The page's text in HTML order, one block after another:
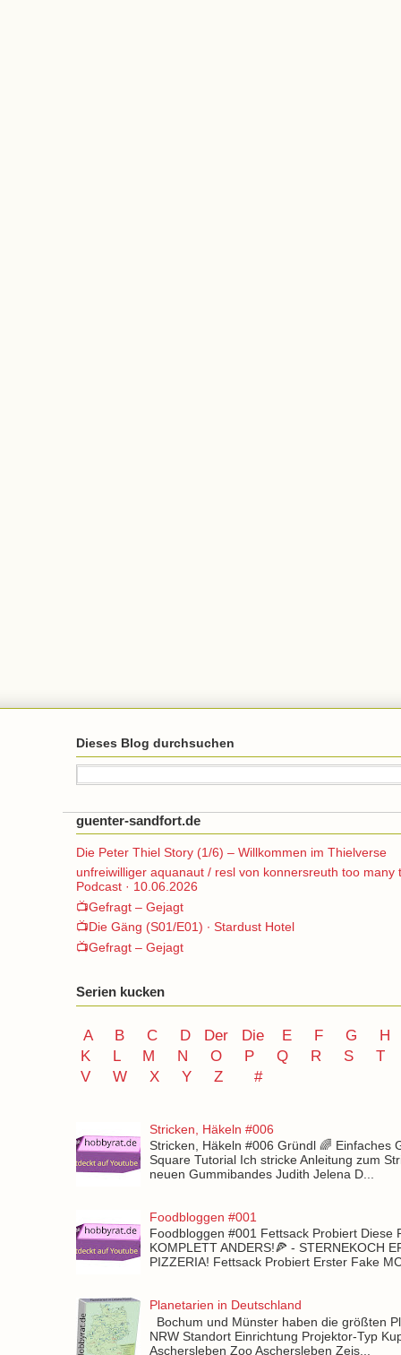
Dieses Blog durchsuchen
guenter-sandfort.de
Die Peter Thiel Story (1/6) – Willkommen im Thielverse
unfreiwilliger aquanaut / resl von konnersreuth too many
Podcast · 10.06.2026
📺Gefragt – Gejagt
📺Die Gäng (S01/E01) ∙ Stardust Hotel
📺Gefragt – Gejagt
Serien kucken
A B C D Der Die E F G
H
K
L M N O P Q R S
T
V
W X Y Z #
Stricken, Häkeln #006
Stricken, Häkeln #006 Gründl 🌈 Einfaches
Square Tutorial Ich stricke Anleitung zum
neuen Gummibandes Judith Jelena D...
Foodbloggen #001
Foodbloggen #001 Fettsack Probiert Diese
KOMPLETT ANDERS!🍕 - STERNEKOCH
PIZZERIA! Fettsack Probiert Erster Fake
Planetarien in Deutschland
Bochum und Münster haben die größten
NRW Standort Einrichtung Projektor-Typ
Aschersleben Zoo Aschersleben Zeis...